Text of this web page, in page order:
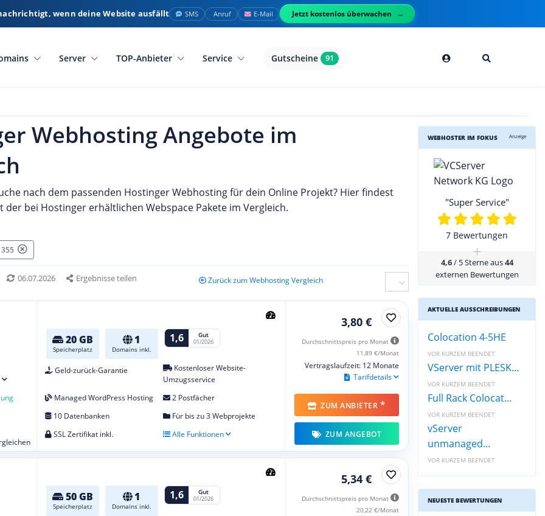
wenn deine Website ausfällt SMS Anruf E-Mail Jetzt kostenlos überwachen
Server TOP-Anbieter Service Gutscheine 91
Webhosting Angebote im
nach dem passenden Hostinger Webhosting für dein Online Projekt? Hier findest
der bei Hostinger erhältlichen Webspace Pakete im Vergleich.
06.07.2026 Ergebnisse teilen Zurück zum Webhosting Vergleich
20 GB
Speicherplatz
1
Domains inkl.
1,6 Gut
01/2026
Geld-zurück-Garantie
Kostenloser Website-
Umzugsservice
Managed WordPress Hosting
2 Postfächer
10 Datenbanken
Für bis zu 3 Webprojekte
SSL Zertifikat inkl.
Alle Funktionen
3,80 €
Durchschnittspreis pro Monat
11,89 €/Monat
Vertragslaufzeit: 12 Monate
Tarifdetails
ZUM ANBIETER *
ZUM ANGEBOT
50 GB
Speicherplatz
1
Domains inkl.
1,6 Gut
01/2026
5,34 €
Durchschnittspreis pro Monat
20,22 €/Monat
WEBHOSTER IM FOKUS Anzeige
"Super Service"
7 Bewertungen
+
4,6/ 5 Sterne aus44
externen Bewertungen
AKTUELLE AUSSCHREIBUNGEN
Colocation 4-5HE
VOR KURZEM BEENDET
VServer mit PLESK...
VOR KURZEM BEENDET
Full Rack Colocat...
VOR KURZEM BEENDET
vServer
unmanaged...
VOR KURZEM BEENDET
NEUESTE BEWERTUNGEN